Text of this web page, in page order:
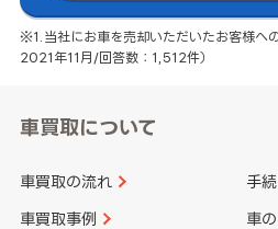
※1.当社にお車を売却いただいたお客様へ
2021年11月/回答数：1,512件）
車買取について
車買取の流れ 手
車買取事例 車